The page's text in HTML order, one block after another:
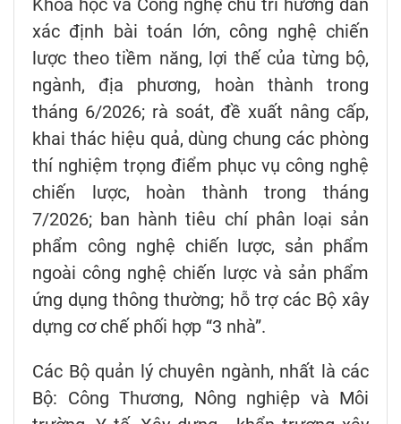
Khoa học và Công nghệ chủ trì hướng dẫn
xác định bài toán lớn, công nghệ chiến
lược theo tiềm năng, lợi thế của từng bộ,
ngành, địa phương, hoàn thành trong
tháng 6/2026; rà soát, đề xuất nâng cấp,
khai thác hiệu quả, dùng chung các phòng
thí nghiệm trọng điểm phục vụ công nghệ
chiến lược, hoàn thành trong tháng
7/2026; ban hành tiêu chí phân loại sản
phẩm công nghệ chiến lược, sản phẩm
ngoài công nghệ chiến lược và sản phẩm
ứng dụng thông thường; hỗ trợ các Bộ xây
dựng cơ chế phối hợp “3 nhà”.
Các Bộ quản lý chuyên ngành, nhất là các
Bộ: Công Thương, Nông nghiệp và Môi